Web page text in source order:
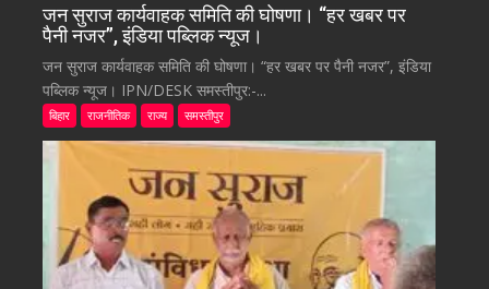
जन सुराज कार्यवाहक समिति की घोषणा। “हर खबर पर
पैनी नजर”, इंडिया पब्लिक न्यूज।
जन सुराज कार्यवाहक समिति की घोषणा। “हर खबर पर पैनी नजर”, इंडिया
पब्लिक न्यूज। IPN/DESK समस्तीपुर:-...
बिहार राजनीतिक राज्य समस्तीपुर